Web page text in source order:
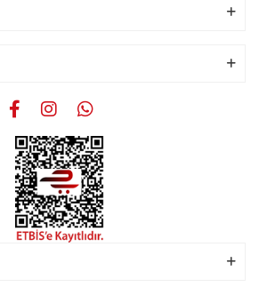
Gönder